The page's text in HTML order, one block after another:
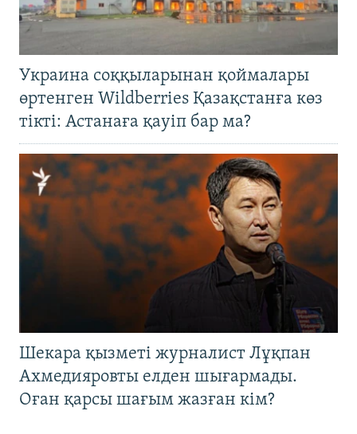
Украина соққыларынан қоймалары
өртенген Wildberries Қазақстанға көз
тікті: Астанаға қауіп бар ма?
Шекара қызметі журналист Лұқпан
Ахмедияровты елден шығармады.
Оған қарсы шағым жазған кім?